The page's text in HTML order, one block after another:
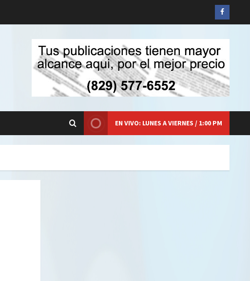
Siganos
en
EN VIVO: LUNES A VIERNES / 1:00 PM